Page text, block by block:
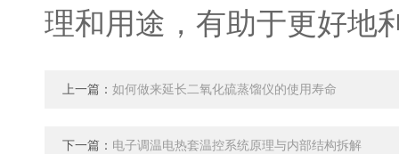
理和用途，有助于更好地
上一篇： 如何做来延长二氧化硫蒸馏仪的使用寿命
下一篇： 电子调温电热套温控系统原理与内部结构拆解